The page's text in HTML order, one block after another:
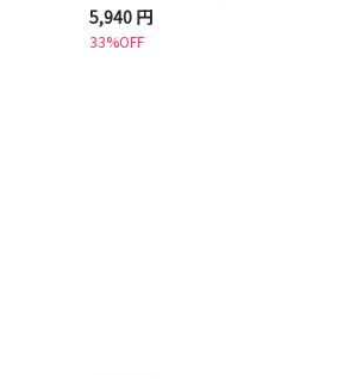
5,940 円
33%OFF